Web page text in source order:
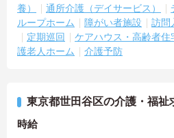
養）
通所介護（デイサービス）
ループホーム
障がい者施設 訪問
定期巡回
ケアハウス・高齢者住
護老人ホーム
介護予防
東京都世田谷区の介護・福祉
時給